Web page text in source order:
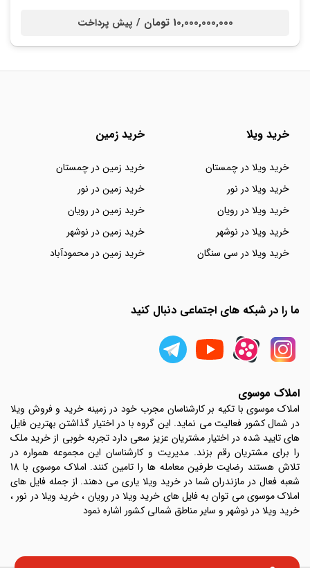
10,000,000,000 تومان / پیش پرداخت
خرید ویلا
خرید ویلا در چمستان
خرید ویلا در نور
خرید ویلا در رویان
خرید ویلا در نوشهر
خرید ویلا در سی سنگان
خرید زمین
خرید زمین در چمستان
خرید زمین در نور
خرید زمین در رویان
خرید زمین در نوشهر
خرید زمین در محمودآباد
ما را در شبکه های اجتماعی دنبال کنید
املاک موسوی
املاک موسوی با تکیه بر کارشناسان مجرب خود در زمینه خرید و فروش ویلا
در شمال کشور فعالیت می نماید. این گروه با در اختیار گذاشتن بهترین فایل
های تایید شده در اختیار مشتریان عزیز سعی دارد تجربه خوبی از خرید ملک
را برای مشتریان رقم بزند. مدیریت و کارشناسان این مجموعه همواره در
تلاش هستند رضایت طرفین معامله ها را تامین کنند. املاک موسوی با 18
شعبه فعال در مازندران شما در خرید ویلا یاری می دهند. از جمله فایل های
املاک موسوی می توان به فایل های خرید ویلا در رویان ، خرید ویلا در نور ،
خرید ویلا در نوشهر و سایر مناطق شمالی کشور اشاره نمود